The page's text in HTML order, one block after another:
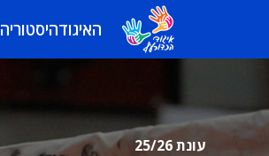
האיגודהיסטוריה
עונת 25/26